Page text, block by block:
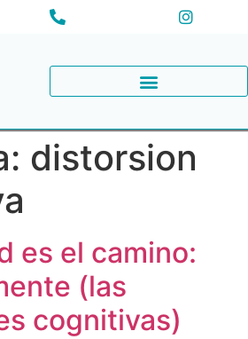
distorsion
es el camino:
(las
cognitivas)